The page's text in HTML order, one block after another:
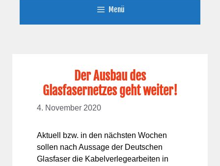
Menü
Der Ausbau des
Glasfasernetzes geht weiter!
4. November 2020
Aktuell bzw. in den nächsten Wochen
sollen nach Aussage der Deutschen
Glasfaser die Kabelverlegearbeiten in